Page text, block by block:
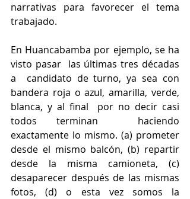
narrativas para favorecer el tema
trabajado.
En Huancabamba por ejemplo, se ha
visto pasar  las últimas tres décadas
a  candidato de turno, ya sea con
bandera roja o azul, amarilla, verde,
blanca, y al final  por no decir casi
todos terminan  haciendo
exactamente lo mismo. (a) prometer
desde el mismo balcón, (b) repartir
desde la misma camioneta, (c)
desaparecer después de las mismas
fotos, (d) o esta vez somos la